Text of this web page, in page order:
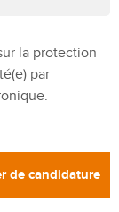
la protection
par